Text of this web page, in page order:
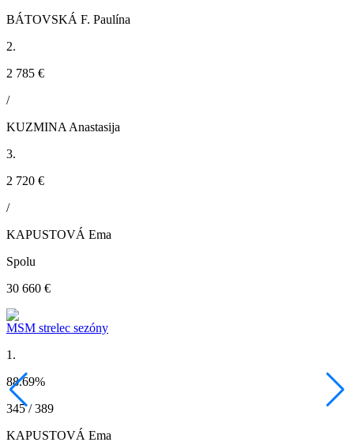
BÁTOVSKÁ F. Paulína
2.
2 785 €
/
KUZMINA Anastasija
3.
2 720 €
/
KAPUSTOVÁ Ema
Spolu
30 660 €
MSM strelec sezóny
1.
88.69%
345 / 389
KAPUSTOVÁ Ema